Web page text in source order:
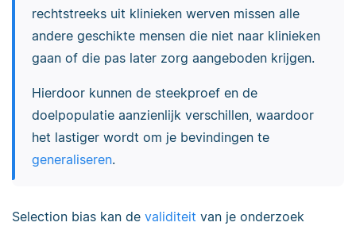
rechtstreeks uit klinieken werven missen alle
andere geschikte mensen die niet naar klinieken
gaan of die pas later zorg aangeboden krijgen.
Hierdoor kunnen de steekproef en de
doelpopulatie aanzienlijk verschillen, waardoor
het lastiger wordt om je bevindingen te
generaliseren.
Selection bias kan de validiteit van je onderzoek